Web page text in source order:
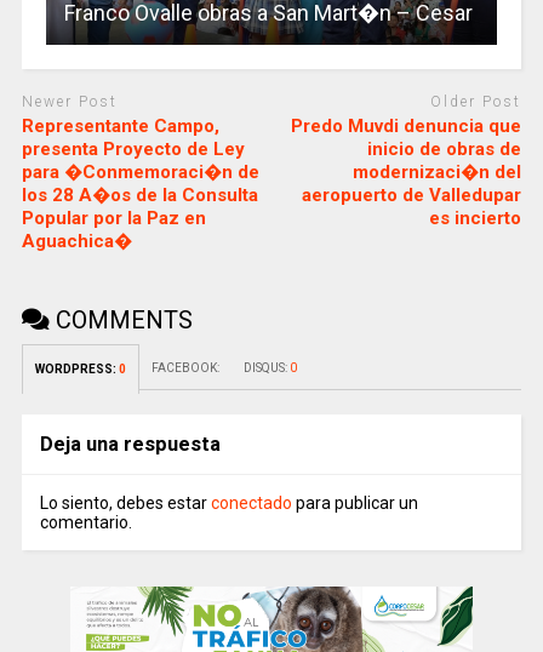
Franco Ovalle obras a San Mart�n – Cesar
Newer Post
Representante Campo,
presenta Proyecto de Ley
para �Conmemoraci�n de
los 28 A�os de la Consulta
Popular por la Paz en
Aguachica�
Older Post
Predo Muvdi denuncia que
inicio de obras de
modernizaci�n del
aeropuerto de Valledupar
es incierto
COMMENTS
WORDPRESS: 0 FACEBOOK: DISQUS: 0
Deja una respuesta
Lo siento, debes estarconectado para publicar un
comentario.